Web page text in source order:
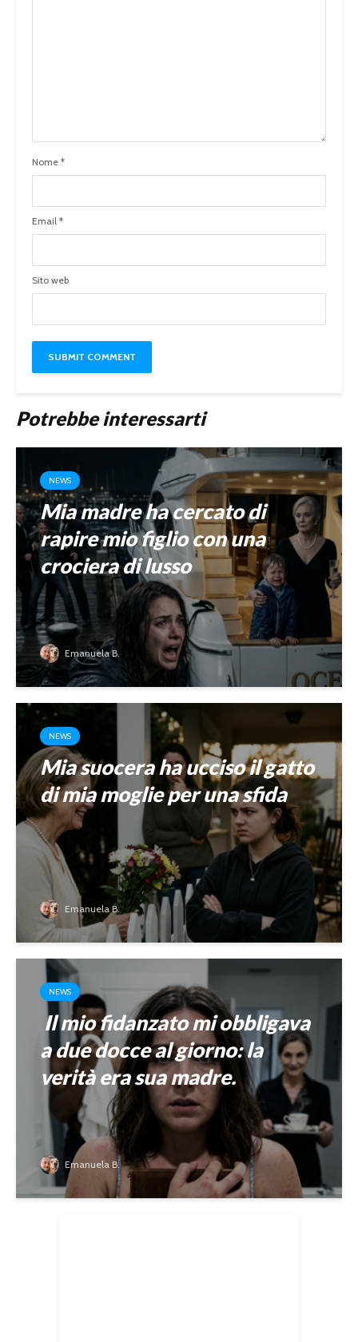
Nome *
Email *
Sito web
Potrebbe interessarti
NEWS
Mia madre ha cercato di
rapire mio figlio con una
crociera di lusso
Emanuela B.
NEWS
Mia suocera ha ucciso il gatto
di mia moglie per una sfida
Emanuela B.
NEWS
Il mio fidanzato mi obbligava
a due docce al giorno: la
verità era sua madre.
Emanuela B.